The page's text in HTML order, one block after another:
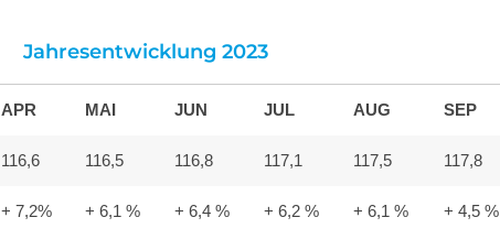
Jahresentwicklung 2023
APR MAI JUN JUL AUG SEP
116,6 116,5 116,8 117,1 117,5 117,8
+ 7,2% + 6,1 % + 6,4 % + 6,2 % + 6,1 % + 4,5 %